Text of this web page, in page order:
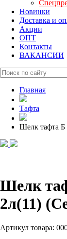
Новинки
Доставка и
Акции
ОПТ
Контакты
ВАКАНСИИ
Главная
Тафта
Шелк тафта Б
Шелк
2л(11)
Артикул товара: